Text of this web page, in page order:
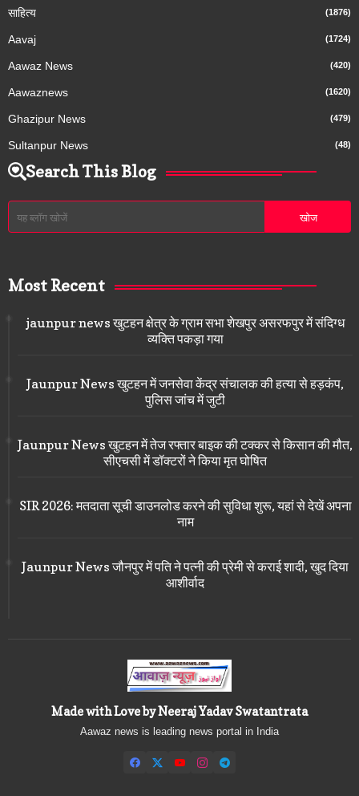
साहित्य (1876)
Aavaj (1724)
Aawaz News (420)
Aawaznews (1620)
Ghazipur News (479)
Sultanpur News (48)
Search This Blog
Most Recent
jaunpur news खुटहन क्षेत्र के ग्राम सभा शेखपुर असरफपुर में संदिग्ध
व्यक्ति पकड़ा गया
Jaunpur News खुटहन में जनसेवा केंद्र संचालक की हत्या से हड़कंप,
पुलिस जांच में जुटी
Jaunpur News खुटहन में तेज रफ्तार बाइक की टक्कर से किसान की मौत,
सीएचसी में डॉक्टरों ने किया मृत घोषित
SIR 2026: मतदाता सूची डाउनलोड करने की सुविधा शुरू, यहां से देखें अपना
नाम
Jaunpur News जौनपुर में पति ने पत्नी की प्रेमी से कराई शादी, खुद दिया
आशीर्वाद
Made with Love by Neeraj Yadav Swatantrata
Aawaz news is leading news portal in India